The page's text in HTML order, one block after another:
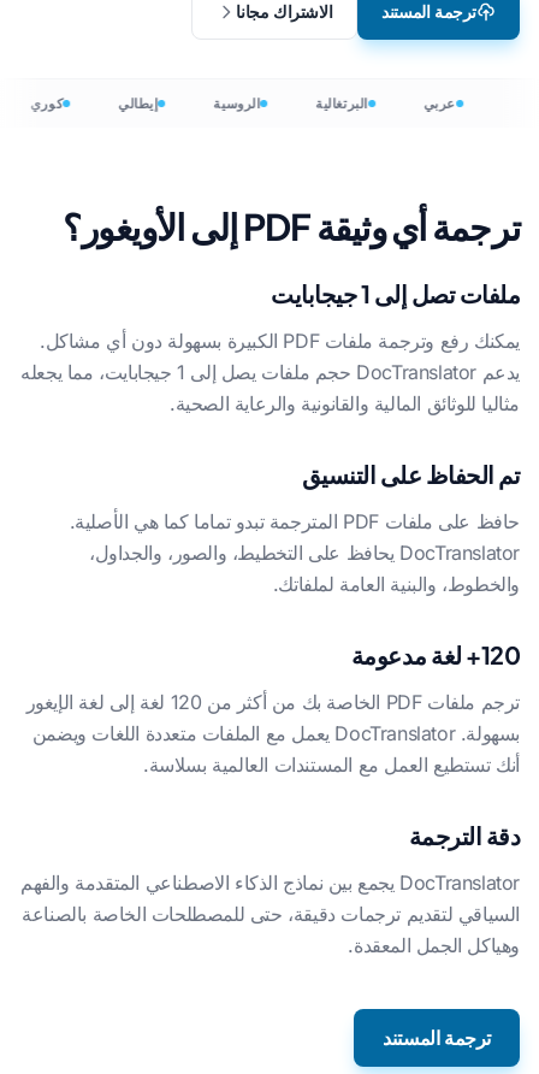
ترجمة المستند الاشتراك مجانا
عربي البرتغالية الروسية إيطالي كوري
ترجمة أي وثيقة PDF إلى الأويغور؟
ملفات تصل إلى 1 جيجابايت
يمكنك رفع وترجمة ملفات PDF الكبيرة بسهولة دون أي مشاكل.
يدعم DocTranslator حجم ملفات يصل إلى 1 جيجابايت، مما يجعله
مثاليا للوثائق المالية والقانونية والرعاية الصحية.
تم الحفاظ على التنسيق
حافظ على ملفات PDF المترجمة تبدو تماما كما هي الأصلية.
DocTranslator يحافظ على التخطيط، والصور، والجداول،
والخطوط، والبنية العامة لملفاتك.
120+ لغة مدعومة
ترجم ملفات PDF الخاصة بك من أكثر من 120 لغة إلى لغة الإيغور
بسهولة. DocTranslator يعمل مع الملفات متعددة اللغات ويضمن
أنك تستطيع العمل مع المستندات العالمية بسلاسة.
دقة الترجمة
DocTranslator يجمع بين نماذج الذكاء الاصطناعي المتقدمة والفهم
السياقي لتقديم ترجمات دقيقة، حتى للمصطلحات الخاصة بالصناعة
وهياكل الجمل المعقدة.
ترجمة المستند